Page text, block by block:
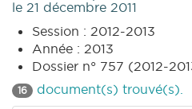
le 21 décembre 2011
Session : 2012-2013
Année : 2013
Dossier n° 757 (2012-
16 document(s) trouvé(s).